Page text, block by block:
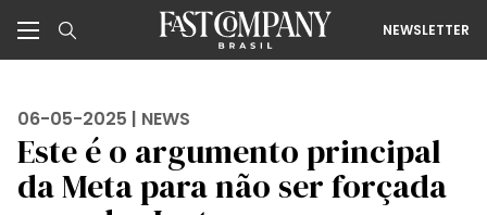
NEWSLETTER
06-05-2025 | NEWS
Este é o argumento principal
da Meta para não ser forçada